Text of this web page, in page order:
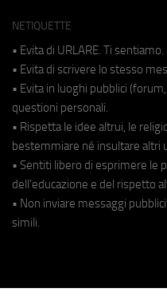
NETIQUETTE
• Evita di URLARE. Ti sentiamo.
• Evita di scrivere lo stesso
• Evita in luoghi pubblici
questioni personali.
• Rispetta le idee altrui, le
bestemmiare né insultare altri
• Sentiti libero di esprimere le
dell'educazione e del rispetto
• Non inviare messaggi
simili.